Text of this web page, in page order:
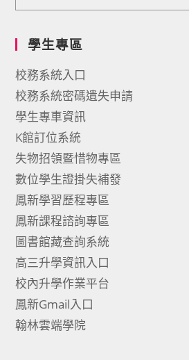
學生專區
校務系統入口
校務系統密碼遺失申請
學生專車資訊
K館訂位系統
失物招領暨惜物專區
數位學生證掛失補發
鳳新學習歷程專區
鳳新課程諮詢專區
圖書館藏查詢系統
高三升學資訊入口
校內升學作業平台
鳳新Gmail入口
翰林雲端學院